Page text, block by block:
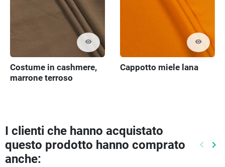
visibility
Costume in cashmere,
marrone terroso
visibility
Cappotto miele lana
I clienti che hanno acquistato
questo prodotto hanno comprato
anche:
keyboard_arrow_left keyboard_arrow_right